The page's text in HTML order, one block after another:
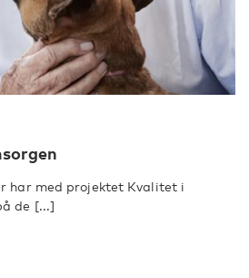
har med projektet Kvalitet i
de [...]